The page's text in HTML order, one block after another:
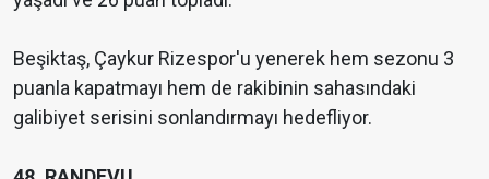
Beşiktaş, Çaykur Rizespor'u yenerek hem sezonu 3
puanla kapatmayı hem de rakibinin sahasındaki
galibiyet serisini sonlandırmayı hedefliyor.